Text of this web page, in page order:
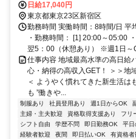
たのライフスタイルに合わせてお
代幅広く活躍しています。
日給17,040円
東京都東京23区新宿区
勤務時間 実働時間：8時間/日 平
・勤務時間： [1] 20:00～05:00
翌5：00（休憩あり） ※週1日～
仕事内容 地域最高水準の高日給
心・納得の高収入GET！ ＞＞地
＜ ようやく慣れてきた新生活は
も ”働きや...
制服あり 社員登用あり 週1日からOK
主婦・主夫歓迎
資格取得支援あり フリ
シフト自由
学歴不問 即日勤務OK 平日
経験者歓迎
夜間 即日払いOK 有資格者